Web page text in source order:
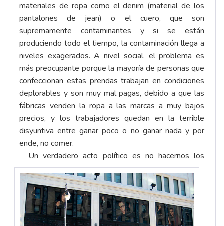
materiales de ropa como el denim (material de los
pantalones de jean) o el cuero, que son
supremamente contaminantes y si se están
produciendo todo el tiempo, la contaminación llega a
niveles exagerados. A nivel social, el problema es
más preocupante porque la mayoría de personas que
confeccionan estas prendas trabajan en condiciones
deplorables y son muy mal pagas, debido a que las
fábricas venden la ropa a las marcas a muy bajos
precios, y los trabajadores quedan en la terrible
disyuntiva entre ganar poco o no ganar nada y por
ende, no comer.
Un verdadero acto político es no hacernos los